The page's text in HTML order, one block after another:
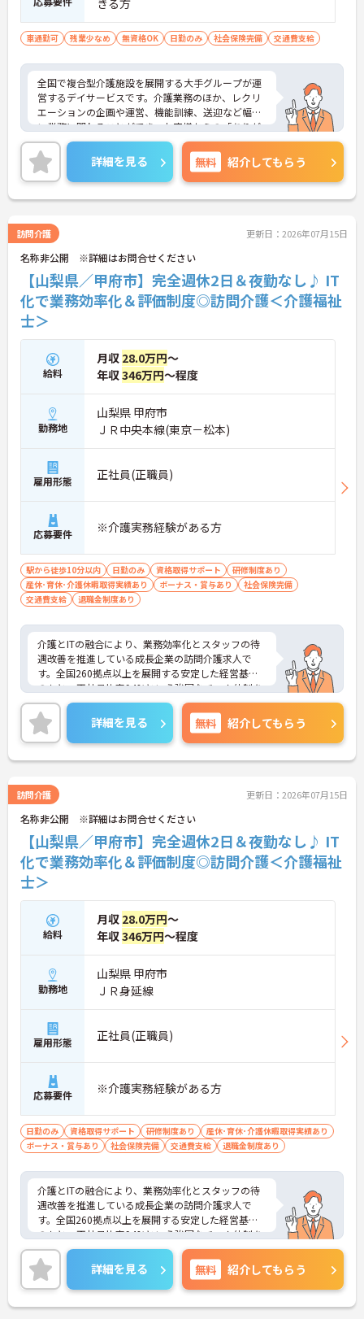
きる方
車通勤可 残業少なめ 無資格OK 日勤のみ 社会保険完備 交通費支給
全国で複合型介護施設を展開する大手グループが運
営するデイサービスです。介護業務のほか、レクリ
エーションの企画や運営、機能訓練、送迎など幅広
い業務に関わることができ、お客様からの「ありが
とう」を直接やりがいにできる環境です。有給休暇
とは別に年間17日間のリフレッシュ休暇が付与さ
れ、平日の取得もしやすいため、ご家庭との両立や
ご自身の趣味など、プライベートを大切にしながら
日勤帯で無理なく働き続けられます。髪色やネイル
保ちながらいきいきと働ける点も魅力です。また、
個人の評価等に応じて支払われる特別報酬制度があ
り、頑張りがしっかりと還元されます。定年後も70
歳まで再雇用制度を利用して働けるため、資格と経
験を活かして長く安定したキャリアを築いていきた
い方に大変おすすめの求人です。
★おすすめPOINT★
できます】
・入社時研修やサービス別研修など多彩な研修があ
・OJT研修を通じて現場での実践的なサポートを受
けられるので、安心して業務をスタートできます
【リフレッシュ休暇を活用して無理なく長く働ける
環境です】
・有給休暇とは別に年間17日間のリフレッシュ休暇
があるため、心身ともにしっかりと休むことができ
時間やご家族との時間を大切にしながら働き続けら
れます
【特別報酬制度で日々の頑張りが評価につながりま
す】
・業績や評価に応じた特別報酬制度が設けられてい
るため、日々の努力が還元されるやりがいを感じら
れます
【自分らしいスタイルでいきいきと活躍できる環境
です】
・髪色や髪型、ネイルなどが原則自由となっている
ため、個性を大切にしながら働くことができます
・社員一人ひとりの価値観を尊重する社風のもと
で、無理なくご自身らしく働き続けることが期待で
きます
【全国展開の安定基盤と日勤のみの環境で長期的な
キャリアを描けます】
ます
・日勤のみの勤務で転勤の心配もないため、地元で
ご家庭と両立しながら長期的な視点でキャリアを築
詳細を見る 無料 紹介してもらう
訪問介護 更新日：2026年07月15日
名称非公開 ※詳細はお問合せください
【山梨県／甲府市】完全週休2日＆夜勤なし♪ IT
化で業務効率化＆評価制度◎訪問介護＜介護福祉
士＞
給料
月収 28.0万円～
年収346万円～程度
勤務地
山梨県 甲府市
ＪＲ中央本線(東京－松本)
雇用形態 正社員(正職員)
応募要件 ※介護実務経験がある方
駅から徒歩10分以内 日勤のみ 資格取得サポート
研修制度あり
産休･育休･介護休暇取得実績あり
ボーナス・賞与あり
社会保険完備
交通費支給
退職金制度あり
介護とITの融合により、業務効率化とスタッフの待
遇改善を推進している成長企業の訪問介護求人で
す。全国260拠点以上を展開する安定した経営基盤
のもと、正社員比率94%という強固なチーム体制を
構築しています。介護福祉士資格手当や年2回の評価
面談など、専門資格と成果が収入に直結する仕組み
が整っています。夜勤なしの完全週休2日制（曜日固
定）を採用し、日々の記録業務はスマートフォンで
完結するため、施設勤務特有の不規則なシフトや煩
定期的な面談で不安を解消できるフォロー体制もあ
り、介護福祉士としてサ責や管理者への着実なキャ
リアアップを目指す有資格者の方に推奨できる環境
です。
★おすすめPOINT★
【夜勤なし・曜日固定の休日で、身体への負担を抑
えた働き方が実現できます】
しないため、生活リズムを整えながら健康的に働き
続けることができます
により、先々の予定が立てやすくプライベートの時
間をしっかりと確保できる環境です
【専門資格を活かした収入アップと明確なキャリア
形成が期待できます】
・介護福祉士資格手当が支給されるほか、年2回の
・サービス提供責任者や管理者へのキャリアアップ
も目指せます
【IT化と手厚いフォロー体制により、業務のストレ
スを軽減できます】
・記録票の提出やシフト確認をすべてスマートフォ
ンで行えるため、手書きの書類作成や事業所への移
動の手間が省けケア業務に集中できます
・定期的な面談を通じて上司がフォローする体制が
あり、訪問介護でありながら孤立することなくチー
ムの支援を受けながら業務に取り組めます
詳細を見る 無料 紹介してもらう
訪問介護 更新日：2026年07月15日
名称非公開 ※詳細はお問合せください
【山梨県／甲府市】完全週休2日＆夜勤なし♪ IT
化で業務効率化＆評価制度◎訪問介護＜介護福祉
士＞
給料
月収 28.0万円～
年収346万円～程度
勤務地
山梨県 甲府市
ＪＲ身延線
雇用形態 正社員(正職員)
応募要件 ※介護実務経験がある方
日勤のみ 資格取得サポート 研修制度あり
産休･育休･介護休暇取得実績あり
ボーナス・賞与あり
社会保険完備 交通費支給 退職金制度あり
介護とITの融合により、業務効率化とスタッフの待
遇改善を推進している成長企業の訪問介護求人で
す。全国260拠点以上を展開する安定した経営基盤
のもと、正社員比率94%という強固なチーム体制を
構築しています。介護福祉士資格手当や年2回の評価
面談など、専門資格と成果が収入に直結する仕組み
が整っています。夜勤なしの完全週休2日制（曜日固
定）を採用し、日々の記録業務はスマートフォンで
完結するため、施設勤務特有の不規則なシフトや煩
詳細を見る 無料 紹介してもらう